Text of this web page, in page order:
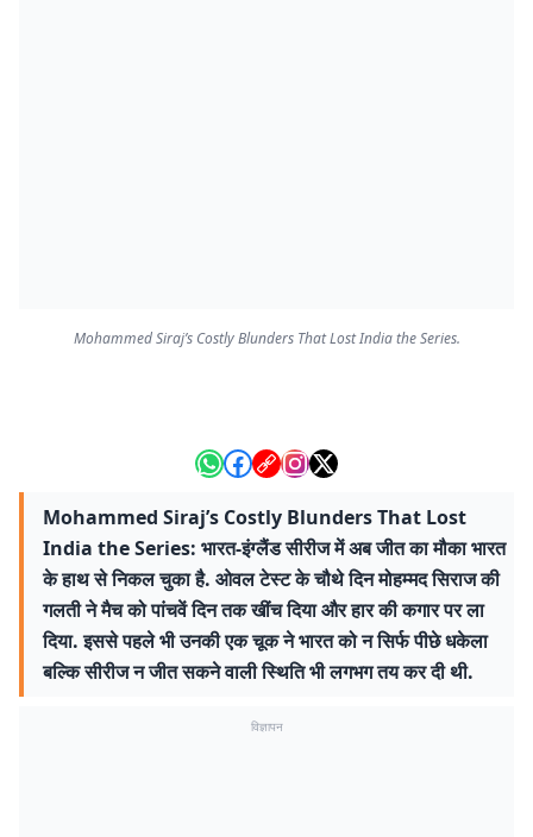
Mohammed Siraj’s Costly Blunders That Lost India the Series.
Mohammed Siraj’s Costly Blunders That Lost
India the Series: भारत-इंग्लैंड सीरीज में अब जीत का मौका भारत
के हाथ से निकल चुका है. ओवल टेस्ट के चौथे दिन मोहम्मद सिराज की
गलती ने मैच को पांचवें दिन तक खींच दिया और हार की कगार पर ला
दिया. इससे पहले भी उनकी एक चूक ने भारत को न सिर्फ पीछे धकेला
बल्कि सीरीज न जीत सकने वाली स्थिति भी लगभग तय कर दी थी.
विज्ञापन